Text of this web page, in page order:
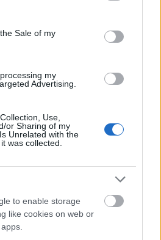
and its third-party tags to
purposes in below Google
Sale of my
my
Advertising.
Use,
or Sharing of my
Unrelated with the
was collected.
to enable storage
like cookies on web or
illetlen szavakat
ifj. Jászai László kevésbé
ihletet a szövegből
bonviván, Auksz Éva szép,
Ferenc minimál-tréfálkozása
magához meglévő eszével
Bizonyítva: a
ki az emberi és művészi
elragadtatással nézem
szerepléseit: légyen bár
bohóság, teljes odaadással